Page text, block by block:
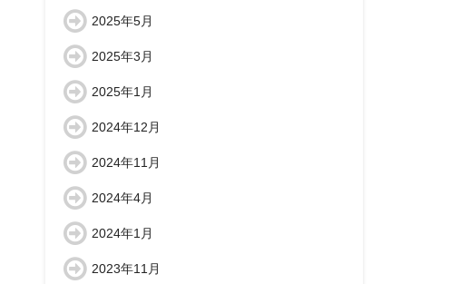
2025年5月
2025年3月
2025年1月
2024年12月
2024年11月
2024年4月
2024年1月
2023年11月